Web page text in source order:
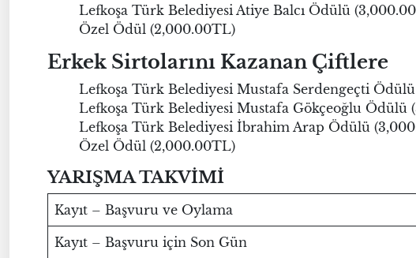
Lefkoşa Türk Belediyesi Atiye Balcı Ödülü
Özel Ödül (2,000.00TL)
Erkek Sirtolarını Kazanan Çiftlere
Lefkoşa Türk Belediyesi Mustafa Serdengeçti
Lefkoşa Türk Belediyesi Mustafa Gökçeoğlu Ödülü
Lefkoşa Türk Belediyesi İbrahim Arap Ödülü
Özel Ödül (2,000.00TL)
YARIŞMA TAKVİMİ
Kayıt – Başvuru ve Oylama
Kayıt – Başvuru için Son Gün